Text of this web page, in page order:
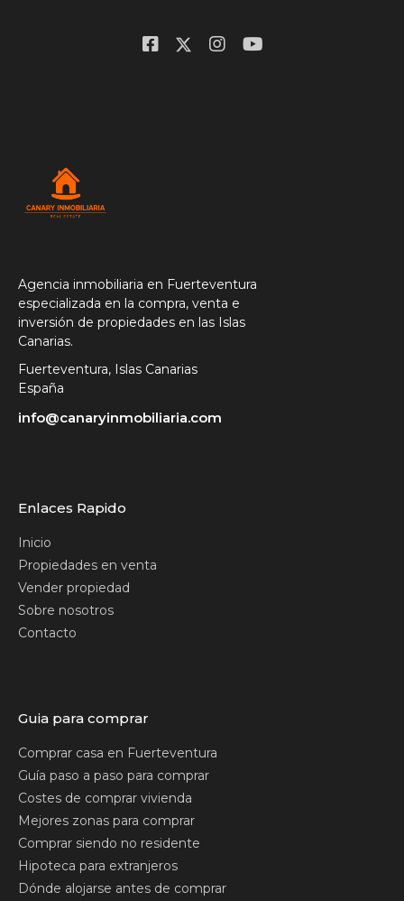
Agencia inmobiliaria en Fuerteventura
especializada en la compra, venta e
inversión de propiedades en las Islas
Canarias.
Fuerteventura, Islas Canarias
España
info@canaryinmobiliaria.com
Enlaces Rapido
Inicio
Propiedades en venta
Vender propiedad
Sobre nosotros
Contacto
Guia para comprar
Comprar casa en Fuerteventura
Guía paso a paso para comprar
Costes de comprar vivienda
Mejores zonas para comprar
Comprar siendo no residente
Hipoteca para extranjeros
Dónde alojarse antes de comprar